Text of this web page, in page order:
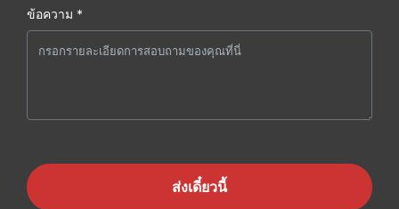
ข้อความ *
ส่งเดี๋ยวนี้